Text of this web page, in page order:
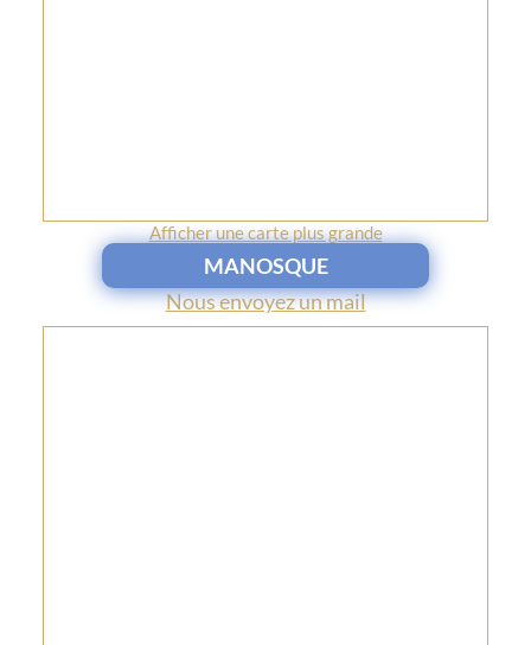
Afficher une carte plus grande
MANOSQUE
Nous envoyez un mail